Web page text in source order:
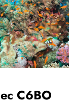
C6BO